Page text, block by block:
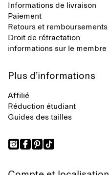
Informations de livraison
Paiement
Retours et remboursements
Droit de rétractation
informations sur le membre
Plus d’informations
Affilié
Réduction étudiant
Guides des tailles